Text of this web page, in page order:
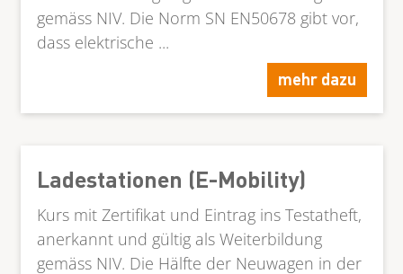
gemäss NIV. Die Norm SN EN50678 gibt vor,
dass elektrische ...
mehr dazu
Ladestationen (E-Mobility)
Kurs mit Zertifikat und Eintrag ins Testatheft,
anerkannt und gültig als Weiterbildung
gemäss NIV. Die Hälfte der Neuwagen in der